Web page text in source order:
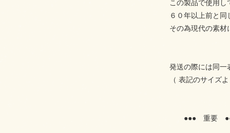
この製品で使用し
６０年以上前と
その為現代の素材
発送の際には同一
（ 表記のサイズ
●●● 重要